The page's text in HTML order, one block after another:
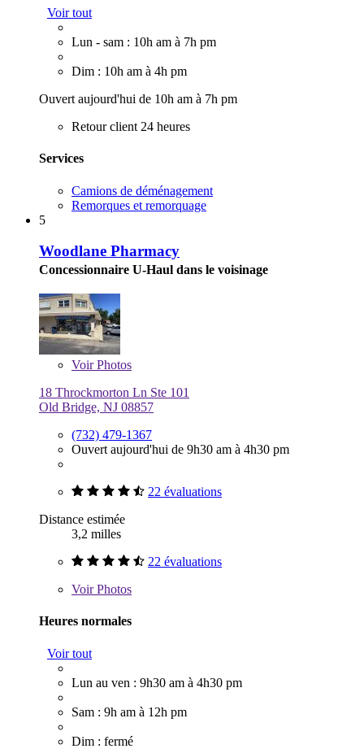
Voir tout
Lun - sam : 10h am à 7h pm
Dim : 10h am à 4h pm
Ouvert aujourd'hui de 10h am à 7h pm
Retour client 24 heures
Services
Camions de déménagement
Remorques et remorquage
5
Woodlane Pharmacy
Concessionnaire U-Haul dans le voisinage
VoirPhotos
18 Throckmorton Ln Ste 101
Old Bridge, NJ 08857
(732) 479-1367
Ouvert aujourd'hui de 9h30 am à 4h30 pm
22 évaluations
Distance estimée
3,2 milles
22 évaluations
VoirPhotos
Heures normales
Voir tout
Lun au ven : 9h30 am à 4h30 pm
Sam : 9h am à 12h pm
Dim : fermé